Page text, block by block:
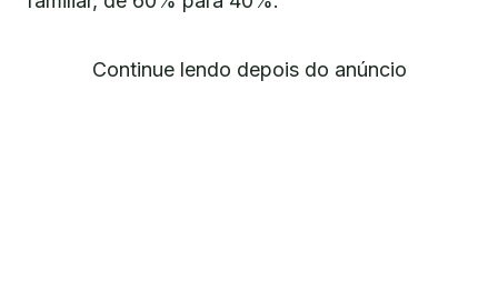
Continue lendo depois do anúncio